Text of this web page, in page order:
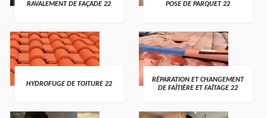
RAVALEMENT DE FAÇADE 22 POSE DE PARQUET 22
HYDROFUGE DE TOITURE 22
RÉPARATION ET CHANGEMENT
DE FAÎTIÈRE ET FAÎTAGE 22